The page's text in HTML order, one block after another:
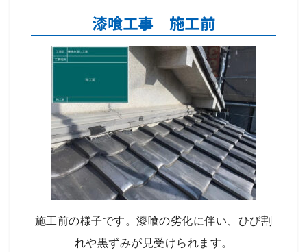
漆喰工事 施工前
施工前の様子です。漆喰の劣化に伴い、ひび割
れや黒ずみが見受けられます。